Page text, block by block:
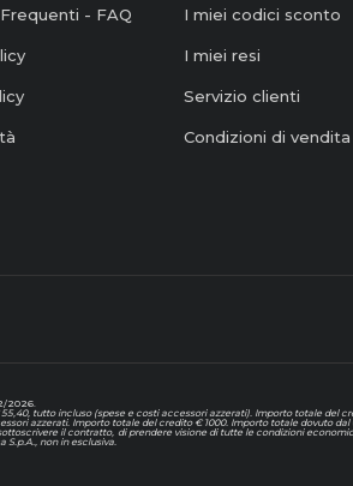
- FAQ I miei codici sconto
I miei resi
Servizio clienti
Condizioni di vendita
2026.
tutto incluso (spese e costi accessori azzerati). Importo totale
azzerati. Importo totale del credito € 1000. Importo totale dovuto
il contratto, di prendere visione di tutte le condizioni
S.p.A., non in esclusiva.